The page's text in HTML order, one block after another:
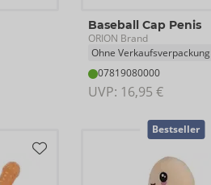
Baseball Cap Penis
ORION Brand
Ohne Verkaufsverpackung
07819080000
UVP: 16,95 €
Bestseller